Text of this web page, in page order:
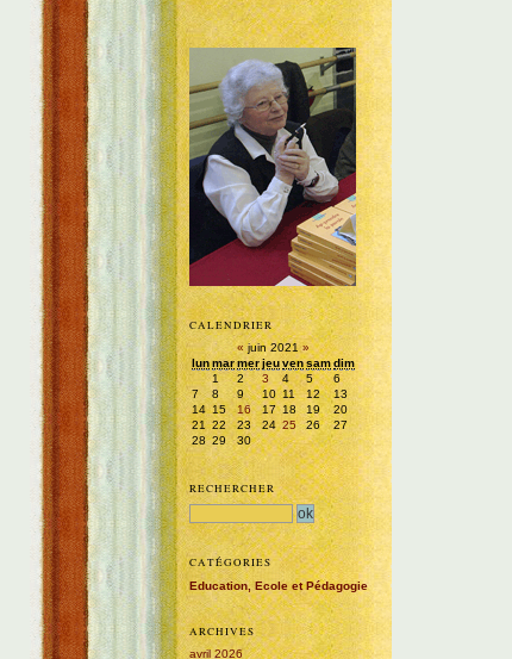
CALENDRIER
«juin 2021»
lunmarmerjeuvensamdim
1
2 3 4 5
6
7
8 9 10 11 12
13
14 15 16 17 18 19
20
21 22 23 24 25 26
27
28 29 30
RECHERCHER
CATÉGORIES
Education, Ecole et Pédagogie
ARCHIVES
avril 2026